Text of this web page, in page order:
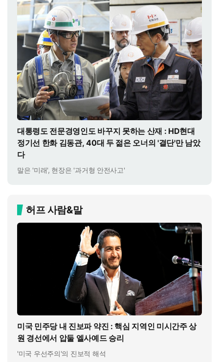
대통령도 전문경영인도 바꾸지 못하는 산재 : HD현대
정기선 한화 김동관, 40대 두 젊은 오너의 '결단'만 남았
다
말은 '미래', 현장은 '과거형 안전사고'
허프 사람&말
미국 민주당 내 진보파 약진 : 핵심 지역인 미시간주 상
원 경선에서 압둘 엘사예드 승리
'미국 우선주의'의 진보적 해석